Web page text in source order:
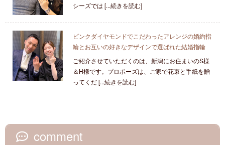
シーズでは [...続きを読む]
ピンクダイヤモンドでこだわったアレンジの婚約指
輪とお互いの好きなデザインで選ばれた結婚指輪
ご紹介させていただくのは、新潟にお住まいのS様
＆H様です。プロポーズは、ご家で花束と手紙を贈
ってくだ [...続きを読む]
comment